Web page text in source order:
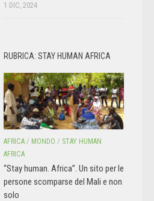
1 DIC, 2024
RUBRICA: STAY HUMAN AFRICA
AFRICA / MONDO / STAY HUMAN
AFRICA
“Stay human. Africa”. Un sito per le
persone scomparse del Mali e non
solo